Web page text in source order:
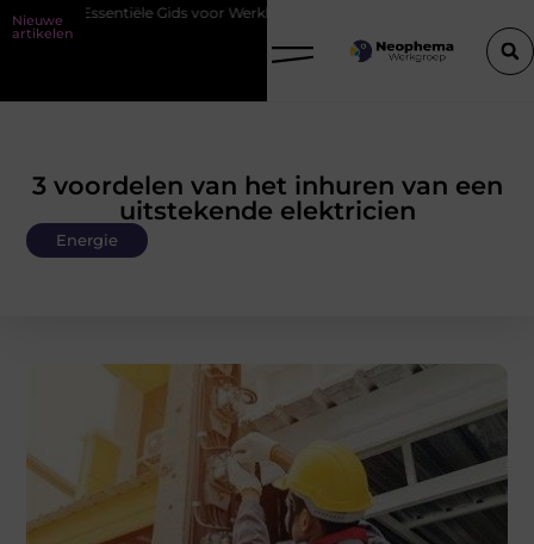
Nieuwe
artikelen
De Essentiële Gids voor Werkkleding in Purmerend
3 voordelen van het inhuren van een
uitstekende elektricien
Energie